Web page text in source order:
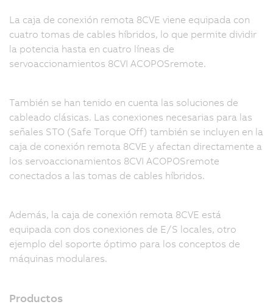
La caja de conexión remota 8CVE viene equipada con
cuatro tomas de cables híbridos, lo que permite dividir
la potencia hasta en cuatro líneas de
servoaccionamientos 8CVI ACOPOSremote.
También se han tenido en cuenta las soluciones de
cableado clásicas. Las conexiones necesarias para las
señales STO (Safe Torque Off) también se incluyen en la
caja de conexión remota 8CVE y afectan directamente a
los servoaccionamientos 8CVI ACOPOSremote
conectados a las tomas de cables híbridos.
Además, la caja de conexión remota 8CVE está
equipada con dos conexiones de E/S locales, otro
ejemplo del soporte óptimo para los conceptos de
máquinas modulares.
Productos